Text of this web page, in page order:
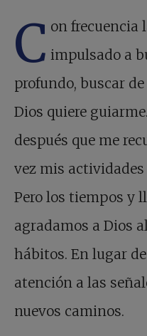
C on frecuencia
impulsado a
profundo, buscar
Dios quiere
después que me
vez mis
Pero los tiempos y
agradamos a Dios
hábitos. En lugar
atención a las
nuevos caminos.